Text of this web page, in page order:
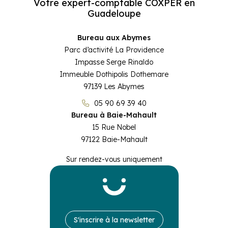
Juridique d’entreprise
Pilotage d’entreprise
Simulateurs
Votre expert-comptable COXPER en
Guadeloupe
Bureau aux Abymes
Parc d’activité La Providence
Impasse Serge Rinaldo
Immeuble Dothipolis Dothemare
97139 Les Abymes
05 90 69 39 40
Bureau à Baie-Mahault
15 Rue Nobel
97122 Baie-Mahault
Sur rendez-vous uniquement
S'inscrire à la newsletter